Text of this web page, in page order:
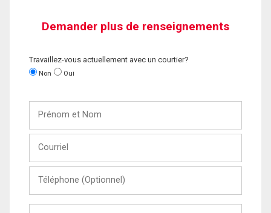
Demander plus de renseignements
Travaillez-vous actuellement avec un courtier?
Non Oui
Nom
(Optionnel)
Message